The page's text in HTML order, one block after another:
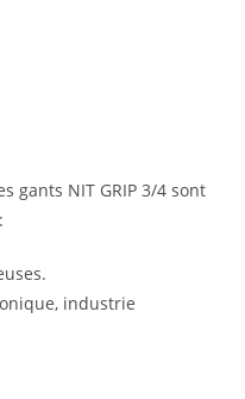
gants NIT GRIP 3/4 sont
industrie